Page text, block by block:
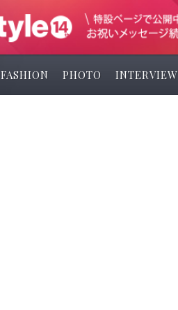
FASHION PHOTO INTERVIEW